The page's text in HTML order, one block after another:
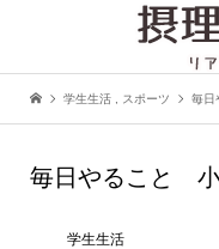
学生生活 スポーツ 毎日
毎日やること
学生生活